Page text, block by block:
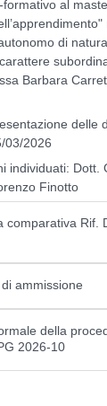
al
di
Barbara
delle
03/2026
individuati: Dott.
Finotto
comparativa Rif.
ammissione
della
2026-10